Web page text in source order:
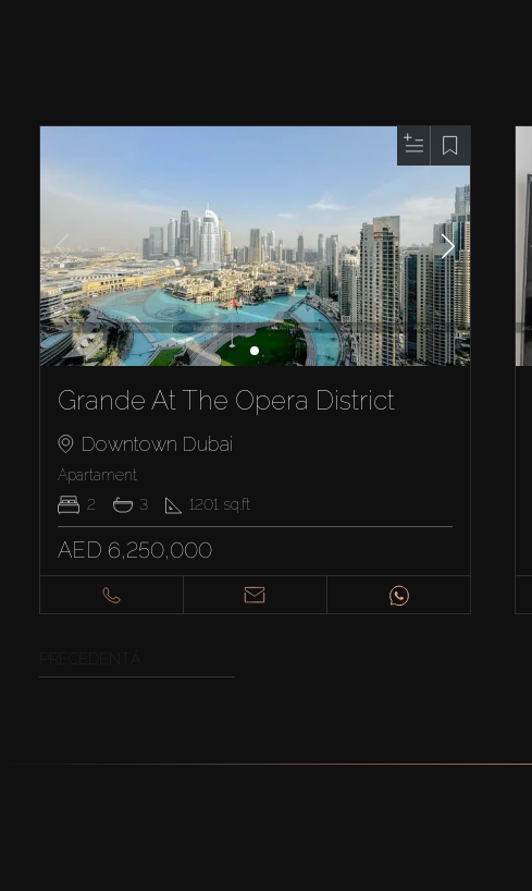
Grande At The Opera District
Downtown Dubai
Apartament
2
3 1201 sq.ft
AED 6,250,000